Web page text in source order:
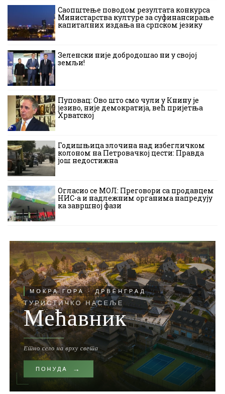
Саопштење поводом резултата конкурса
Министарства културе за суфинансирање
капиталних издања на српском језику
Зеленски није добродошао ни у својој
земљи!
Пуповац: Ово што смо чули у Книну је
језиво, није демократија, већ пријетња
Хрватској
Годишњица злочина над избегличком
колоном на Петровачкој цести: Правда
још недостижна
Огласио се МОЛ: Преговори са продавцем
НИС-а и надлежним органима напредују
ка завршној фази